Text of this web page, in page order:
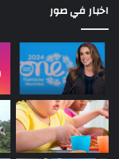
اخبار في صور